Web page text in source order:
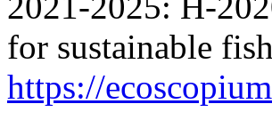
for sustainable
https://